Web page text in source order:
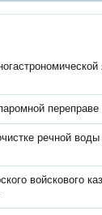
переправе
речной
войскового